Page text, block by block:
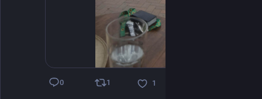
0 1 1